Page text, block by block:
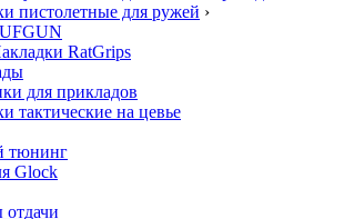
пистолетные для ружей ›
RatGrips
для прикладов
тактические на цевье
тюнинг
Glock